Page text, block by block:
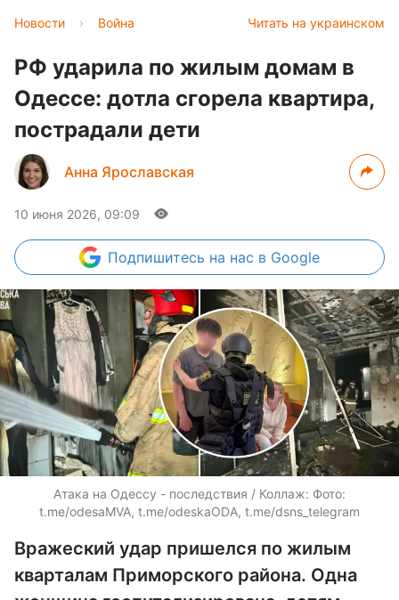
Читать на украинском
Новости › Война
РФ ударила по жилым домам в
Одессе: дотла сгорела квартира,
пострадали дети
Анна Ярославская
10 июня 2026, 09:09
Подпишитесь на нас в Google
Атака на Одессу - последствия / Коллаж: Фото:
t.me/odesaMVA, t.me/odeskaODA, t.me/dsns_telegram
Вражеский удар пришелся по жилым
кварталам Приморского района. Одна